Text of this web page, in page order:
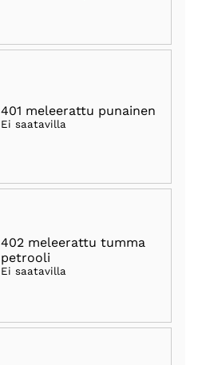
401 meleerattu punainen
Ei saatavilla
402 meleerattu tumma
petrooli
Ei saatavilla